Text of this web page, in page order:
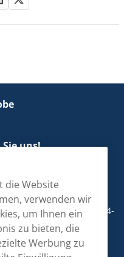
uns!
Do: 10-19 Uhr (Pause 14-
die Website
verwenden wir
um Ihnen ein
zu bieten, die
Werbung zu